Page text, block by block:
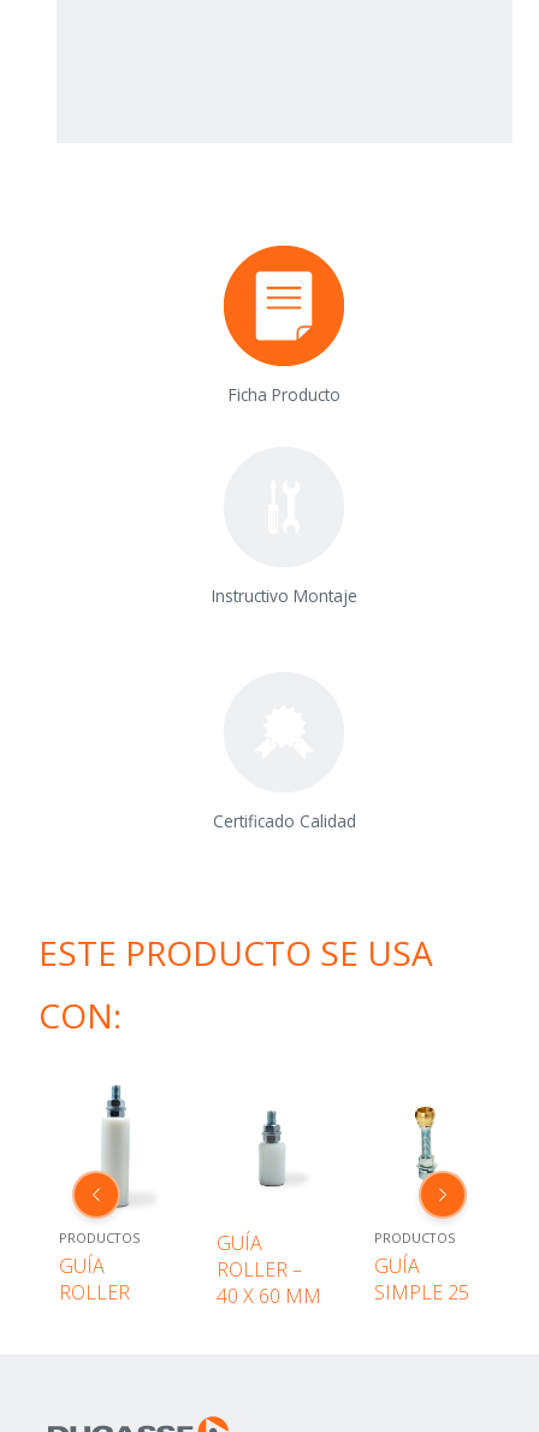
Ficha Producto
Instructivo Montaje
Certificado Calidad
ESTE PRODUCTO SE USA
CON:
PRODUCTOS
GUÍA
ROLLER
GUÍA
ROLLER –
40 X 60 MM
PRODUCTOS
GUÍA
SIMPLE 25